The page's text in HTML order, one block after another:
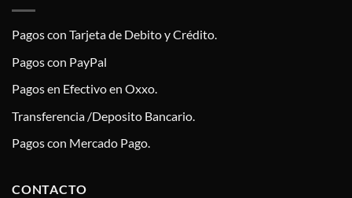
Pagos con Tarjeta de Debito y Crédito.
Pagos con PayPal
Pagos en Efectivo en Oxxo.
Transferencia /Deposito Bancario.
Pagos con Mercado Pago.
CONTACTO